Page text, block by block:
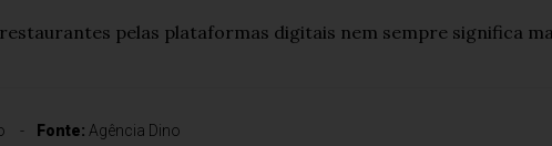
pelas plataformas digitais nem sempre significa
Fonte: Agência Dino